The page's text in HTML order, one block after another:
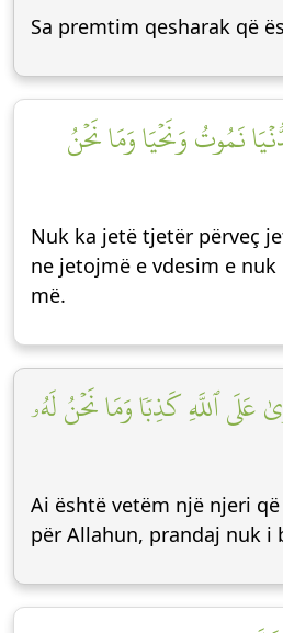
Sa premtim qesharak që
نَمُوتُ وَنَحۡيَا وَمَا نَحۡنُ
Nuk ka jetë tjetër përveç
ne jetojmë e vdesim e
më.
ٱللَّهِ كَذِبٗا وَمَا نَحۡنُ لَهُۥ
Ai është vetëm një njeri
për Allahun, prandaj nuk i